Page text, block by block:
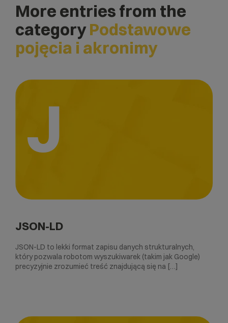
More entries from the
categoryPodstawowe
pojęcia i akronimy
J
JSON-LD
JSON-LD to lekki format zapisu danych strukturalnych,
który pozwala robotom wyszukiwarek (takim jak Google)
precyzyjnie zrozumieć treść znajdującą się na […]